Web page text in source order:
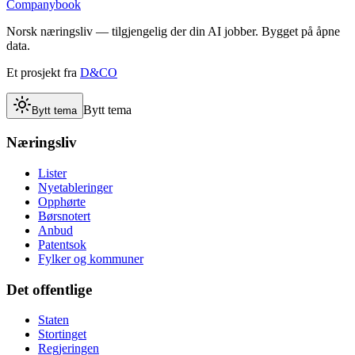
Companybook
Norsk næringsliv — tilgjengelig der din AI jobber. Bygget på åpne
data.
Et prosjekt fra D&CO
Bytt tema Bytt tema
Næringsliv
Lister
Nyetableringer
Opphørte
Børsnotert
Anbud
Patentsok
Fylker og kommuner
Det offentlige
Staten
Stortinget
Regjeringen